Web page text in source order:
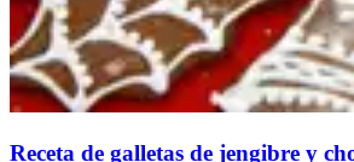
Receta de galletas de jengibre y